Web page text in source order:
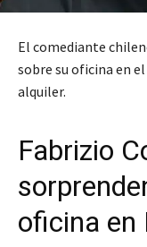
El comediante
sobre su oficina en
alquiler.
Fabrizio
oficina en